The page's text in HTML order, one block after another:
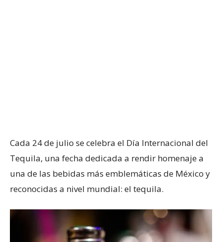
Cada 24 de julio se celebra el Día Internacional del
Tequila, una fecha dedicada a rendir homenaje a
una de las bebidas más emblemáticas de México y
reconocidas a nivel mundial: el tequila.